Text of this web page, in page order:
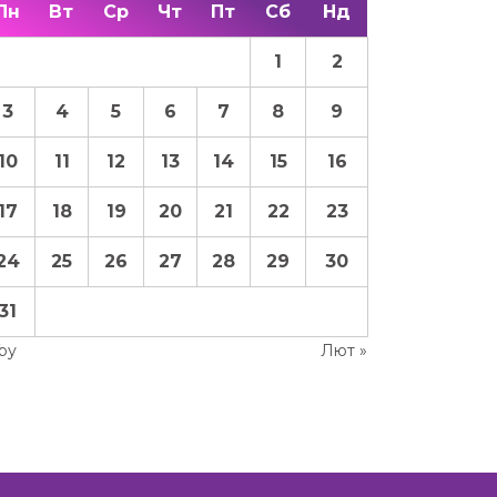
Вт Ср Чт Пт Сб Нд
Лют »
1 2
3 4 5 6 7 8 9
11 12 13 14 15 16
18 19 20 21 22 23
25 26 27 28 29 30